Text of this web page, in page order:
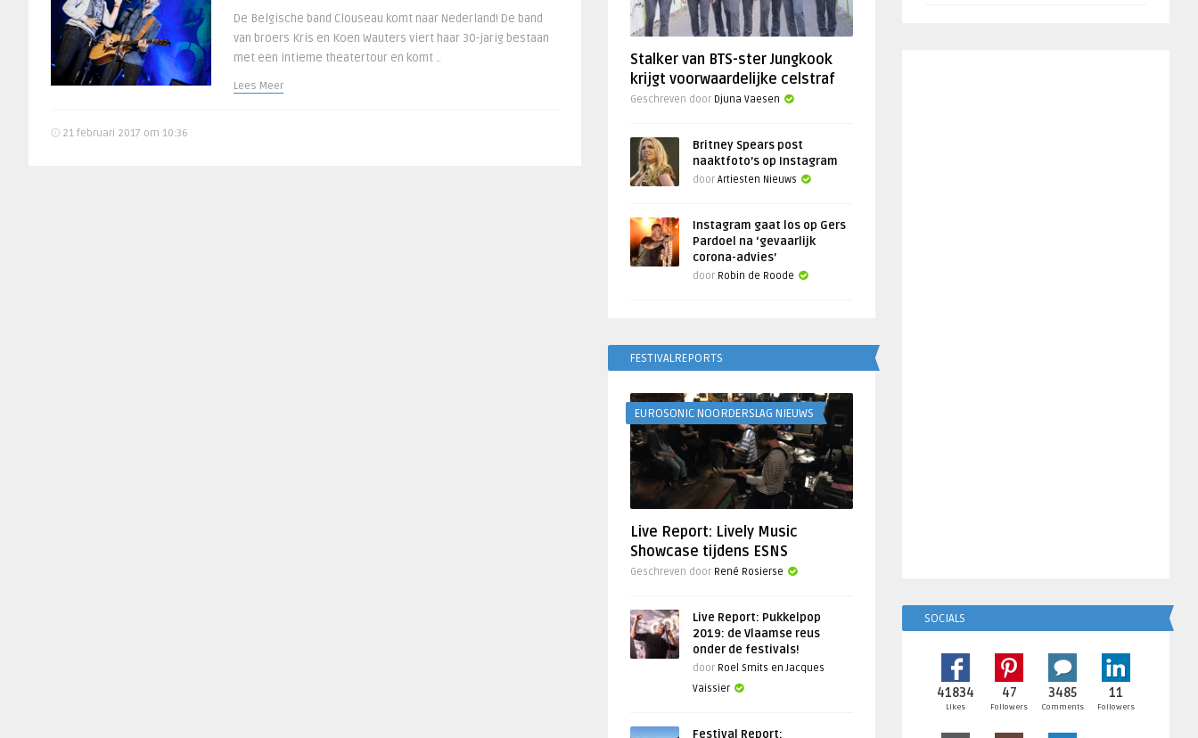
De Belgische band Clouseau komt naar Nederland! De band
van broers Kris en Koen Wauters viert haar 30-jarig bestaan
met een intieme theatertour en komt ..
Lees Meer
21 februari 2017 om 10:36
Stalker van BTS-ster Jungkook
krijgt voorwaardelijke celstraf
Geschreven door Djuna Vaesen
Britney Spears post
naaktfoto’s op Instagram
door Artiesten Nieuws
Instagram gaat los op Gers
Pardoel na ‘gevaarlijk
corona-advies’
door Robin de Roode
FESTIVALREPORTS
EUROSONIC NOORDERSLAG NIEUWS
Live Report: Lively Music
Showcase tijdens ESNS
Geschreven door René Rosierse
Live Report: Pukkelpop
2019: de Vlaamse reus
onder de festivals!
door Roel Smits en Jacques
Vaissier
Festival Report:
SOCIALS
41834
Likes
47
Followers
3485
Comments
11
Followers